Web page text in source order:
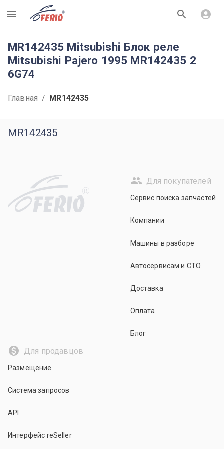
R
MR142435 Mitsubishi Блок реле
Mitsubishi Pajero 1995 MR142435 2
6G74
Главная / MR142435
MR142435
R
Для покупателей
Сервис поиска запчастей
Компании
Машины в разборе
Автосервисам и СТО
Доставка
Оплата
Блог
Для продавцов
Размещение
Система запросов
API
Интерфейс reSeller